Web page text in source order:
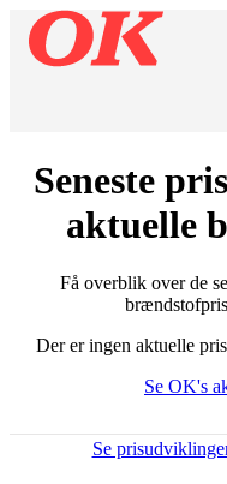
Seneste
aktuelle
Få overblik over de
Der er ingen aktuelle
Se OK's
Se